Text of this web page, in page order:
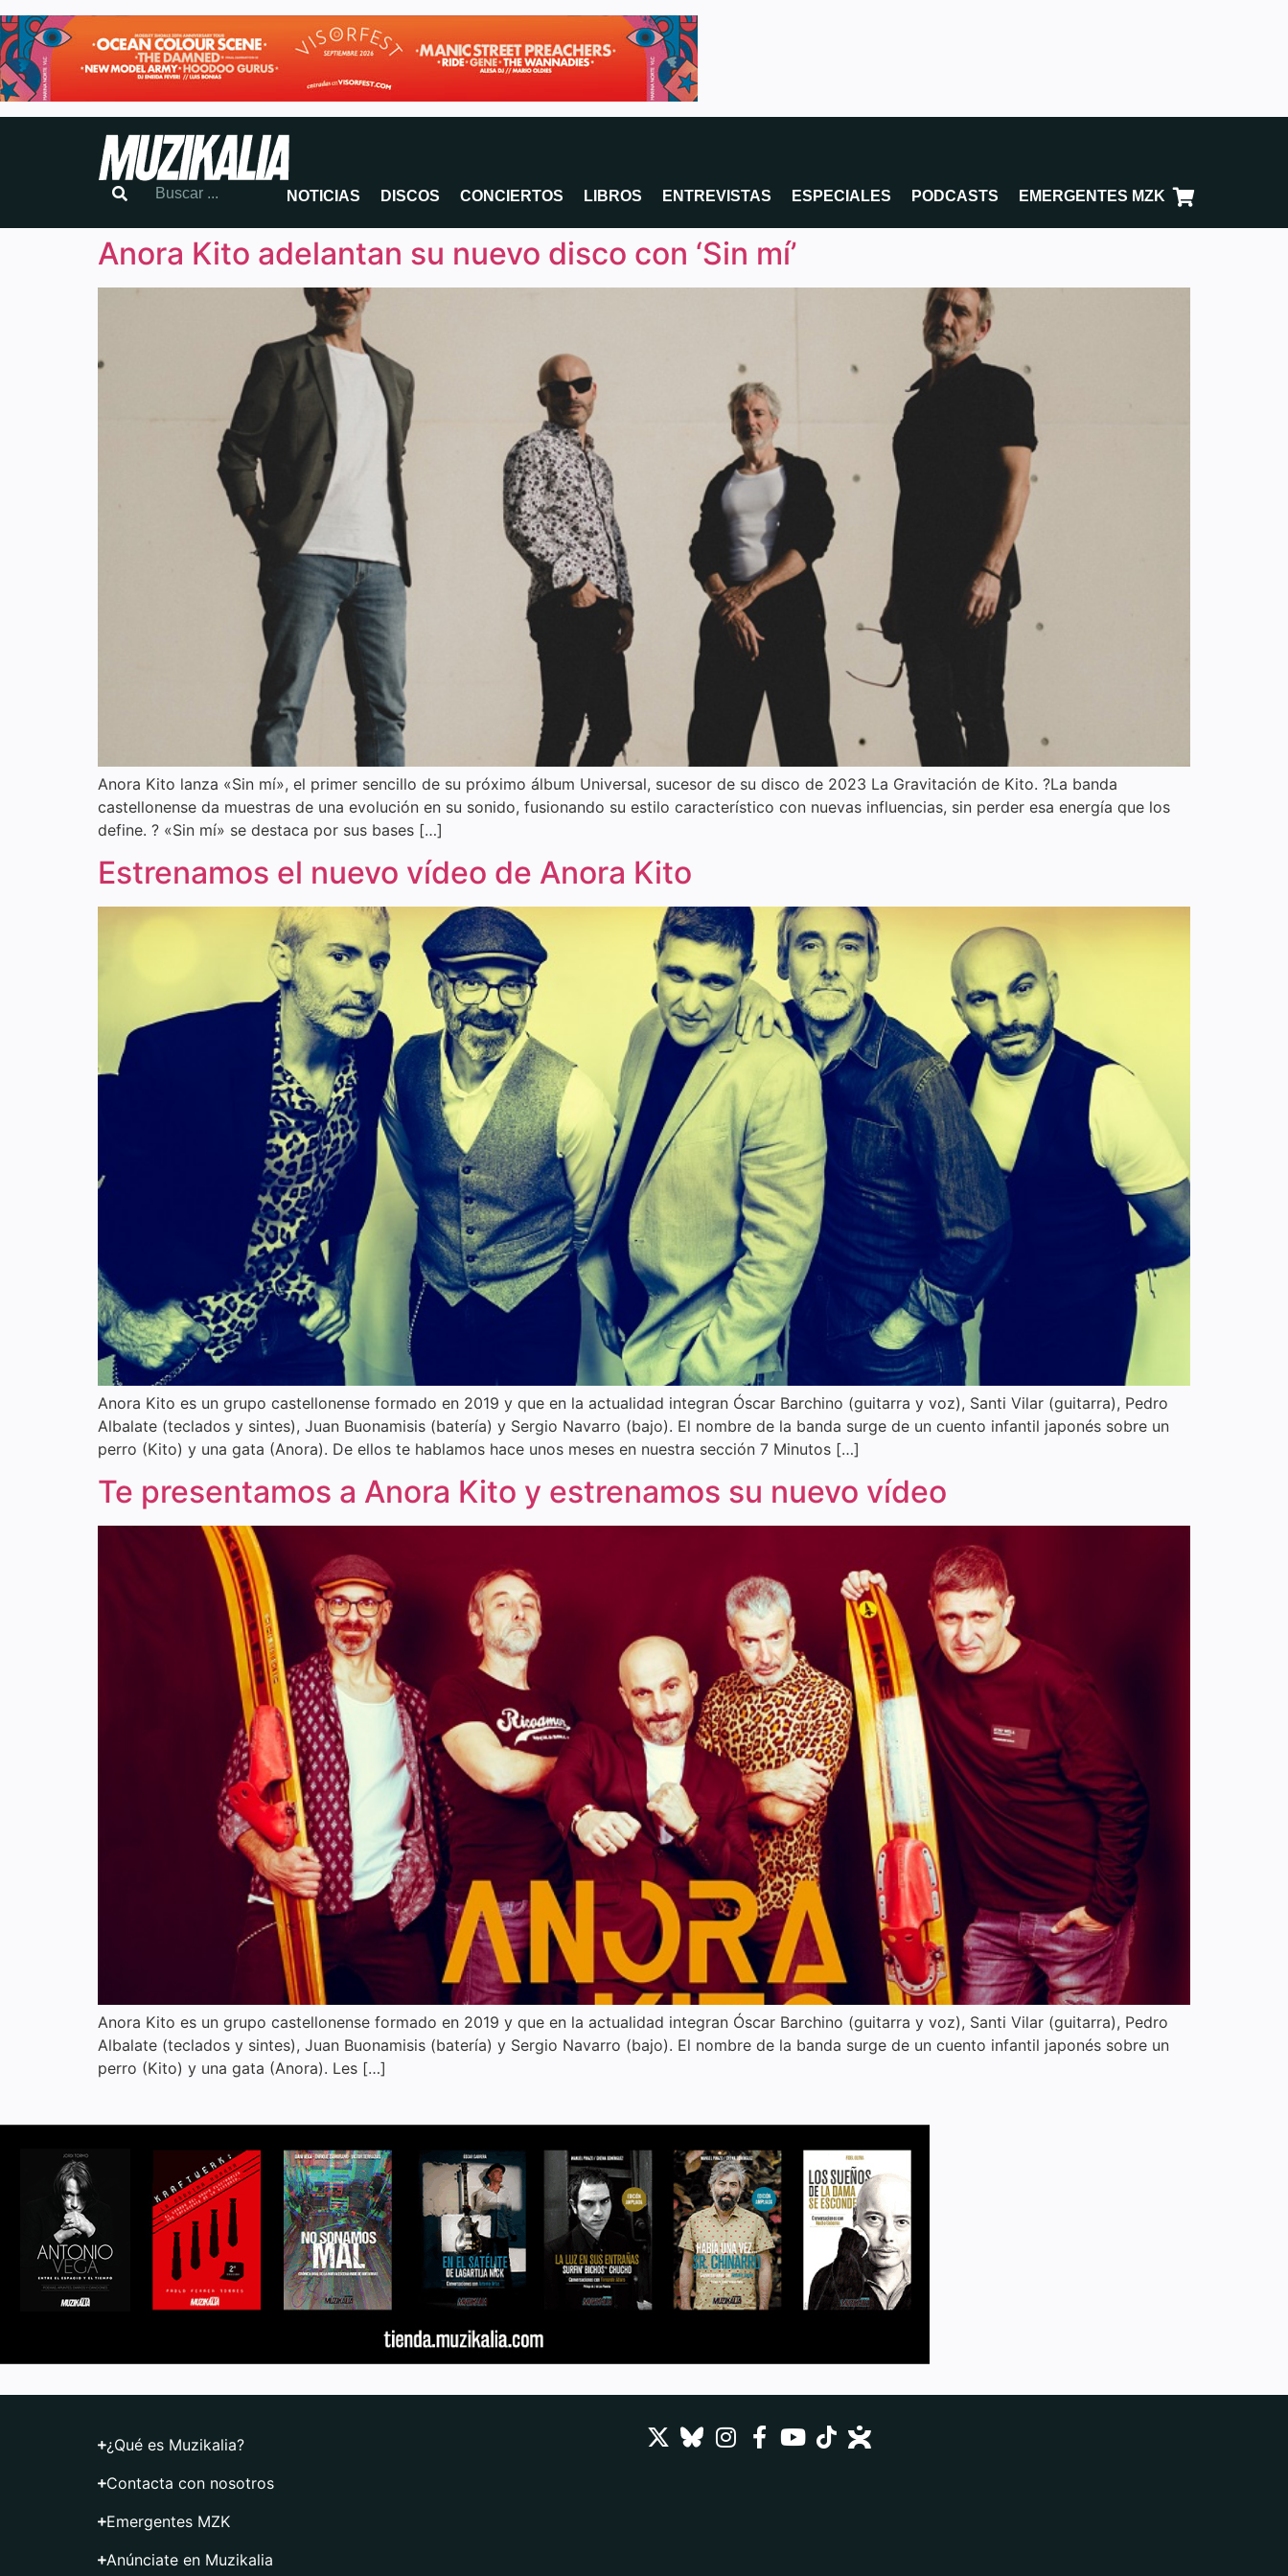
NOTICIAS DISCOS CONCIERTOS LIBROS ENTREVISTAS ESPECIALES PODCASTS EMERGENTES MZK
Anora Kito adelantan su nuevo disco con ‘Sin mí’
Anora Kito lanza «Sin mí», el primer sencillo de su próximo álbum Universal, sucesor de su disco de 2023 La Gravitación de Kito. ?La banda
castellonense da muestras de una evolución en su sonido, fusionando su estilo característico con nuevas influencias, sin perder esa energía que los
define. ? «Sin mí» se destaca por sus bases […]
Estrenamos el nuevo vídeo de Anora Kito
Anora Kito es un grupo castellonense formado en 2019 y que en la actualidad integran Óscar Barchino (guitarra y voz), Santi Vilar (guitarra), Pedro
Albalate (teclados y sintes), Juan Buonamisis (batería) y Sergio Navarro (bajo). El nombre de la banda surge de un cuento infantil japonés sobre un
perro (Kito) y una gata (Anora). De ellos te hablamos hace unos meses en nuestra sección 7 Minutos […]
Te presentamos a Anora Kito y estrenamos su nuevo vídeo
Anora Kito es un grupo castellonense formado en 2019 y que en la actualidad integran Óscar Barchino (guitarra y voz), Santi Vilar (guitarra), Pedro
Albalate (teclados y sintes), Juan Buonamisis (batería) y Sergio Navarro (bajo). El nombre de la banda surge de un cuento infantil japonés sobre un
perro (Kito) y una gata (Anora). Les […]
¿Qué es Muzikalia?
Contacta con nosotros
Emergentes MZK
Anúnciate en Muzikalia